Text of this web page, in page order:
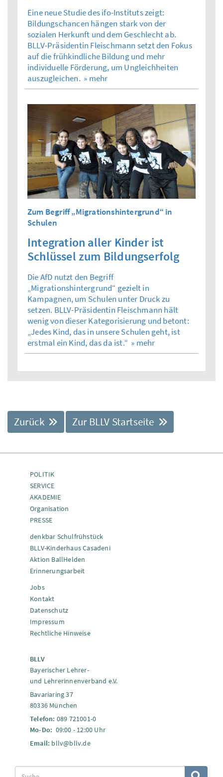
Eine neue Studie des ifo-Instituts zeigt:
Bildungschancen hängen stark von der
sozialen Herkunft und dem Geschlecht ab.
BLLV-Präsidentin Fleischmann setzt den Fokus
auf die frühkindliche Bildung und mehr
individuelle Förderung, um Ungleichheiten
auszugleichen. » mehr
Zum Begriff „Migrationshintergrund“ in
Schulen
Integration aller Kinder ist
Schlüssel zum Bildungserfolg
Die AfD nutzt den Begriff
„Migrationshintergrund“ gezielt in
Kampagnen, um Schulen unter Druck zu
setzen. BLLV-Präsidentin Fleischmann hält
wenig von dieser Kategorisierung und betont:
„Jedes Kind, das in unsere Schulen geht, ist
erstmal ein Kind, das da ist.“ » mehr
Zurück Zur BLLV Startseite
POLITIK
SERVICE
AKADEMIE
Organisation
PRESSE
denkbar Schulfrühstück
BLLV-Kinderhaus Casadeni
Aktion BallHelden
Erinnerungsarbeit
Jobs
Kontakt
Datenschutz
Impressum
Rechtliche Hinweise
BLLV
Bayerischer Lehrer-
und Lehrerinnenverband e.V.
Bavariaring 37
80336 München
Telefon: 089 721001-0
Mo-Do: 09:00 - 12:00 Uhr
Email: bllv@bllv.de